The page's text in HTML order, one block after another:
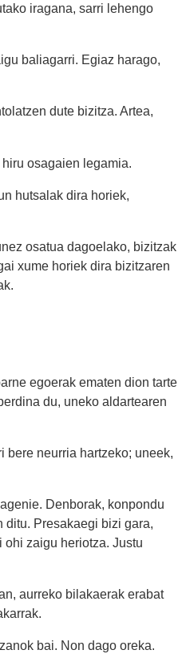
iragana, sarri lehengo
baliagarri. Egiaz harago,
dute bizitza. Artea,
osagaien legamia.
hutsalak dira horiek,
osatua dagoelako, bizitzak
xume horiek dira bizitzaren
egoerak ematen dion tarte
du, uneko aldartearen
bere neurria hartzeko; uneek,
Denborak, konpondu
ditu. Presakaegi bizi gara,
zaigu heriotza. Justu
aurreko bilakaerak erabat
bai. Non dago oreka.